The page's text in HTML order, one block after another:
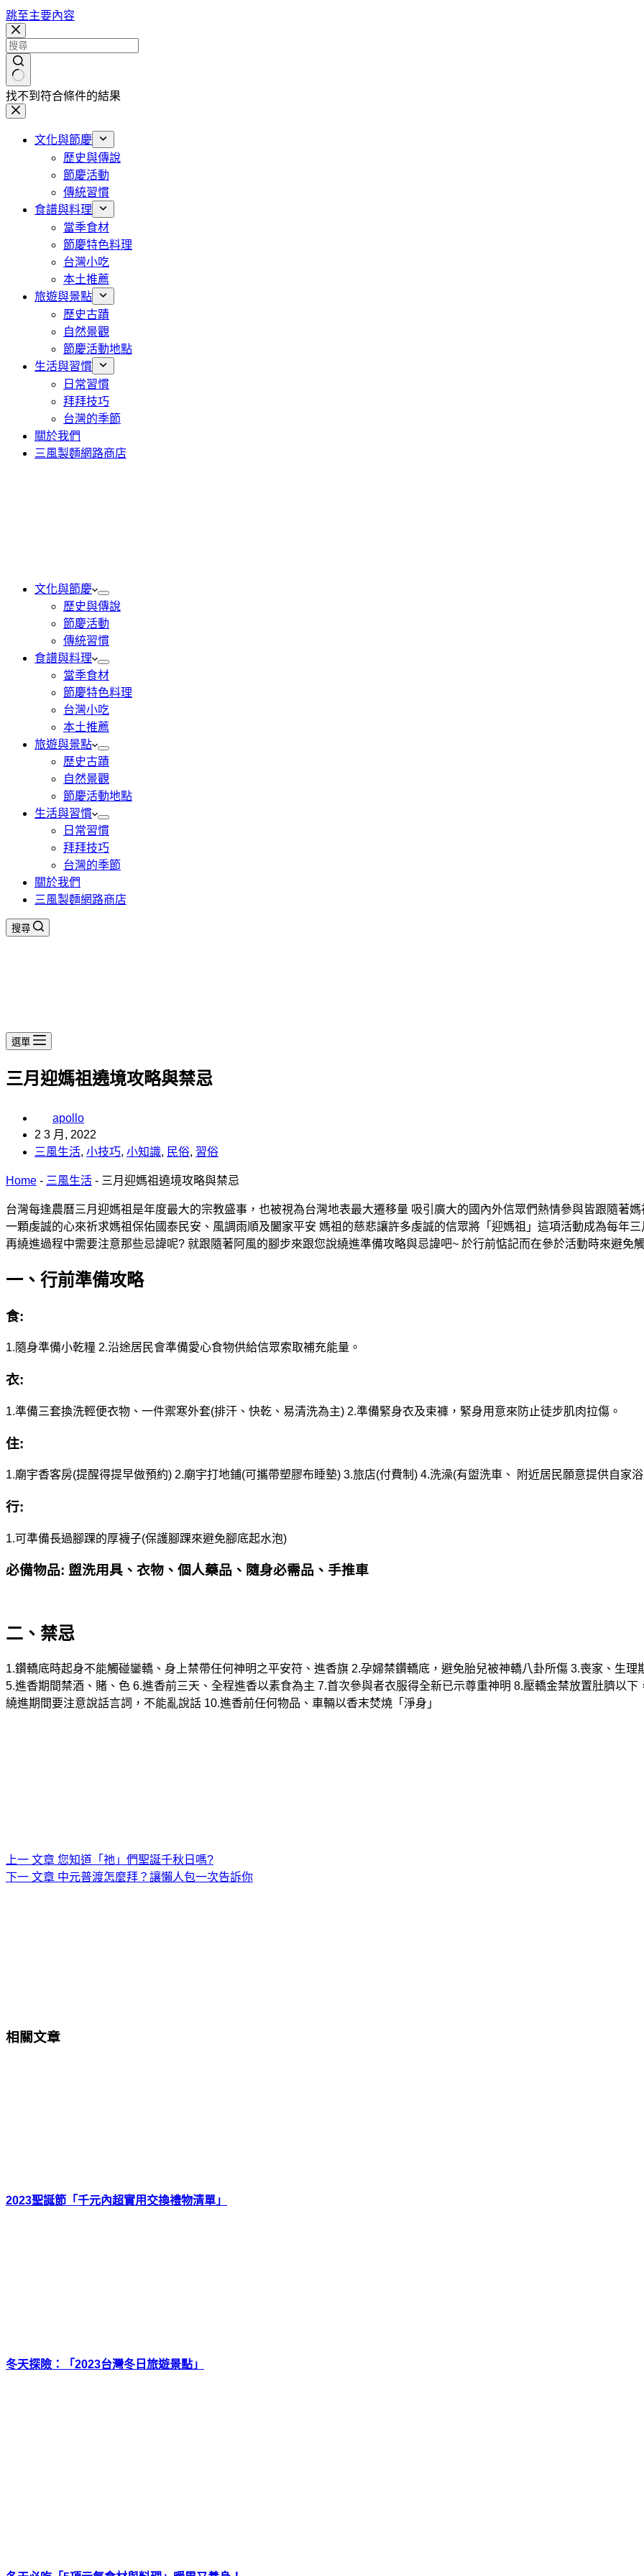
跳至主要內容
找不到符合條件的結果
文化與節慶
歷史與傳說
節慶活動
傳統習慣
食譜與料理
當季食材
節慶特色料理
台灣小吃
本土推薦
旅遊與景點
歷史古蹟
自然景觀
節慶活動地點
生活與習慣
日常習慣
拜拜技巧
台灣的季節
關於我們
三風製麵網路商店
文化與節慶
歷史與傳說
節慶活動
傳統習慣
食譜與料理
當季食材
節慶特色料理
台灣小吃
本土推薦
旅遊與景點
歷史古蹟
自然景觀
節慶活動地點
生活與習慣
日常習慣
拜拜技巧
台灣的季節
關於我們
三風製麵網路商店
搜尋
選單
三月迎媽祖遶境攻略與禁忌
apollo
2 3 月, 2022
三風生活, 小技巧, 小知識, 民俗, 習俗
Home - 三風生活 - 三月迎媽祖遶境攻略與禁忌
台灣每逢農曆三月迎媽祖是年度最大的宗教盛事，也被視為台灣地表最大遷移量 吸引廣大的國內外信眾們熱情參與皆跟隨著
一顆虔誠的心來祈求媽祖保佑國泰民安、風調雨順及闔家平安 媽祖的慈悲讓許多虔誠的信眾將「迎媽祖」這項活動成為每年
再繞進過程中需要注意那些忌諱呢? 就跟隨著阿風的腳步來跟您說繞進準備攻略與忌諱吧~ 於行前惦記而在參於活動時來避免
一、行前準備攻略
食:
1.隨身準備小乾糧 2.沿途居民會準備愛心食物供給信眾索取補充能量 。
衣:
1.準備三套換洗輕便衣物、 一件禦寒外套(排汗、快乾、易清洗為主) 2.準備緊身衣及束褲，緊身用意來防止徒步肌肉拉傷。
住:
1.廟宇香客房(提醒得提早做預約) 2.廟宇打地鋪(可攜帶塑膠布睡墊) 3.旅店(付費制) 4.洗澡(有盥洗車、 附近居民願意提供自家
行:
1.可準備長過腳踝的厚襪子(保護腳踝來避免腳底起水泡)
必備物品: 盥洗用具、衣物、個人藥品、隨身必需品、手推車
二、禁忌
1.鑽轎底時起身不能觸碰鑾轎、身上禁帶任何神明之平安符、進香旗 2.孕婦禁鑽轎底，避免胎兒被神轎八卦所傷 3.喪家、生理
5.進香期間禁酒、賭、色 6.進香前三天、全程進香以素食為主 7.首次參與者衣服得全新已示尊重神明 8.壓轎金禁放置肚臍以下
繞進期間要注意說話言詞，不能亂說話 10.進香前任何物品、車輛以香末焚燒「淨身」
上一 文章 您知道「祂」們聖誕千秋日嗎?
下一 文章 中元普渡怎麼拜？讓懶人包一次告訴你
相關文章
2023聖誕節「千元內超實用交換禮物清單」
冬天探險：「2023台灣冬日旅遊景點」